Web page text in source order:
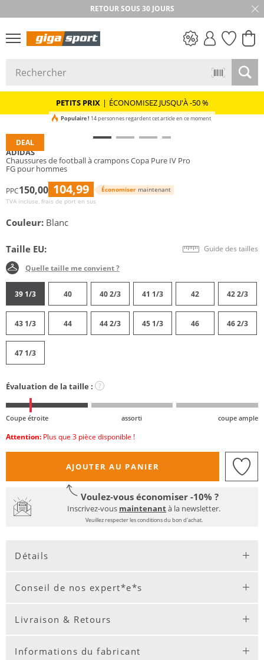
RETOUR SOUS 30 JOURS
PETITS PRIX | ÉCONOMISEZ JUSQU'À -50 %
DEAL
Populaire ! 14 personnes regardent cet article en ce moment
ADIDAS
Chaussures de football à crampons Copa Pure IV Pro
FG pour hommes
PPC150,00 104,99 Économiser maintenant
TVA incluse, frais de port en sus
Couleur: Blanc
Taille EU: Guide des tailles
Quelle taille me convient ?
39 1/3 40 40 2/3 41 1/3 42 42 2/3
43 1/3 44 44 2/3 45 1/3 46 46 2/3
47 1/3
Évaluation de la taille : ?
Coupe étroite assorti coupe ample
Attention: Plus que 3 pièce disponible !
AJOUTER AU PANIER
Voulez-vous économiser -10% ?
Inscrivez-vous maintenantà la newsletter.
Veuillez respecter les conditions du bon d'achat.
Détails
Conseil de nos expert*e*s
Livraison & Retours
Informations du fabricant